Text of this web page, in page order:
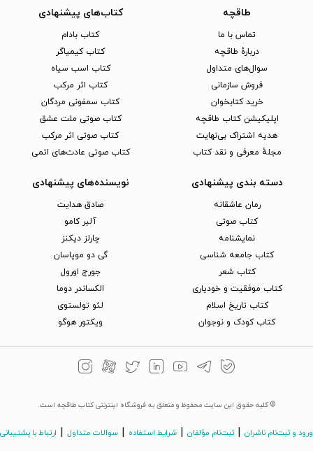
طاقچه
تماس با ما
دربارهٔ طاقچه
سوال‌های متداول
فروش سازمانی
خرید کتابخوان
اپلیکیشن کتاب طاقچه
هدیه اشتراک بی‌نهایت
مجلهٔ معرفی و نقد کتاب
کتاب‌های پیشنهادی
کتاب بادام
کتاب کیمیاگر
کتاب اسب سیاه
کتاب اثر مرکب
کتاب سمفونی مردگان
کتاب صوتی ملت عشق
کتاب صوتی اثر مرکب
کتاب صوتی عادت‌های اتمی
دسته بندی پیشنهادی
رمان عاشقانه
کتاب‌ صوتی
نمایشنامه
کتاب جامعه شناسی
کتاب شعر
کتاب موفقیت و خودیاری
کتاب تاریخ اسلام
کتاب کودک و نوجوان
نویسنده‌های پیشنهادی
صادق هدایت
آلبر کامو
چارلز دیکنز
گی دو موپاسان
جورج اورول
الکساندر دوما
لئو تولستوی
ویکتور هوگو
© کلیه حقوق این سایت محفوظ و متعلق به فروشگاه اینترنتی کتاب طاقچه است.
ورود و ثبت‌نام ناشران ثبت‌نام مؤلفان شرایط استفاده سوالات متداول ارتباط با پشتیبانی